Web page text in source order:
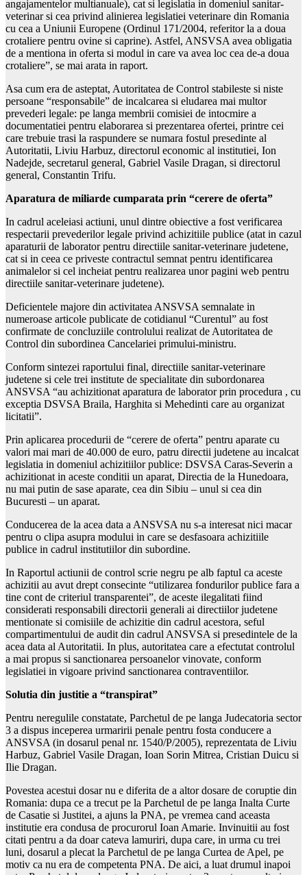
angajamentelor multianuale), cat si legislatia in domeniul sanitar-
veterinar si cea privind alinierea legislatiei veterinare din Romania
cu cea a Uniunii Europene (Ordinul 171/2004, referitor la a doua
crotaliere pentru ovine si caprine). Astfel, ANSVSA avea obligatia
de a mentiona in oferta si modul in care va avea loc cea de-a doua
crotaliere”, se mai arata in raport.
Asa cum era de asteptat, Autoritatea de Control stabileste si niste
persoane “responsabile” de incalcarea si eludarea mai multor
prevederi legale: pe langa membrii comisiei de intocmire a
documentatiei pentru elaborarea si prezentarea ofertei, printre cei
care trebuie trasi la raspundere se numara fostul presedinte al
Autoritatii, Liviu Harbuz, directorul economic al institutiei, Ion
Nadejde, secretarul general, Gabriel Vasile Dragan, si directorul
general, Constantin Trifu.
Aparatura de miliarde cumparata prin “cerere de oferta”
In cadrul aceleiasi actiuni, unul dintre obiective a fost verificarea
respectarii prevederilor legale privind achizitiile publice (atat in cazul
aparaturii de laborator pentru directiile sanitar-veterinare judetene,
cat si in ceea ce priveste contractul semnat pentru identificarea
animalelor si cel incheiat pentru realizarea unor pagini web pentru
directiile sanitar-veterinare judetene).
Deficientele majore din activitatea ANSVSA semnalate in
numeroase articole publicate de cotidianul “Curentul” au fost
confirmate de concluziile controlului realizat de Autoritatea de
Control din subordinea Cancelariei primului-ministru.
Conform sintezei raportului final, directiile sanitar-veterinare
judetene si cele trei institute de specialitate din subordonarea
ANSVSA “au achizitionat aparatura de laborator prin procedura , cu
exceptia DSVSA Braila, Harghita si Mehedinti care au organizat
licitatii”.
Prin aplicarea procedurii de “cerere de oferta” pentru aparate cu
valori mai mari de 40.000 de euro, patru directii judetene au incalcat
legislatia in domeniul achizitiilor publice: DSVSA Caras-Severin a
achizitionat in aceste conditii un aparat, Directia de la Hunedoara,
nu mai putin de sase aparate, cea din Sibiu – unul si cea din
Bucuresti – un aparat.
Conducerea de la acea data a ANSVSA nu s-a interesat nici macar
pentru o clipa asupra modului in care se desfasoara achizitiile
publice in cadrul institutiilor din subordine.
In Raportul actiunii de control scrie negru pe alb faptul ca aceste
achizitii au avut drept consecinte “utilizarea fondurilor publice fara a
tine cont de criteriul transparentei”, de aceste ilegalitati fiind
considerati responsabili directorii generali ai directiilor judetene
mentionate si comisiile de achizitie din cadrul acestora, seful
compartimentului de audit din cadrul ANSVSA si presedintele de la
acea data al Autoritatii. In plus, autoritatea care a efectutat controlul
a mai propus si sanctionarea persoanelor vinovate, conform
legislatiei in vigoare privind sanctionarea contraventiilor.
Solutia din justitie a “transpirat”
Pentru neregulile constatate, Parchetul de pe langa Judecatoria sector
3 a dispus inceperea urmaririi penale pentru fosta conducere a
ANSVSA (in dosarul penal nr. 1540/P/2005), reprezentata de Liviu
Harbuz, Gabriel Vasile Dragan, Ioan Sorin Mitrea, Cristian Duicu si
Ilie Dragan.
Povestea acestui dosar nu e diferita de a altor dosare de coruptie din
Romania: dupa ce a trecut pe la Parchetul de pe langa Inalta Curte
de Casatie si Justitei, a ajuns la PNA, pe vremea cand aceasta
institutie era condusa de procurorul Ioan Amarie. Invinuitii au fost
citati pentru a da doar cateva lamuriri, dupa care, in urma cu trei
luni, dosarul a plecat la Parchetul de pe langa Curtea de Apel, pe
motiv ca nu era de competenta PNA. De aici, a luat drumul inapoi